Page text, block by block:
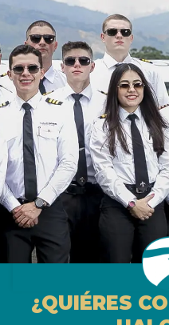
¿QUIÉRES